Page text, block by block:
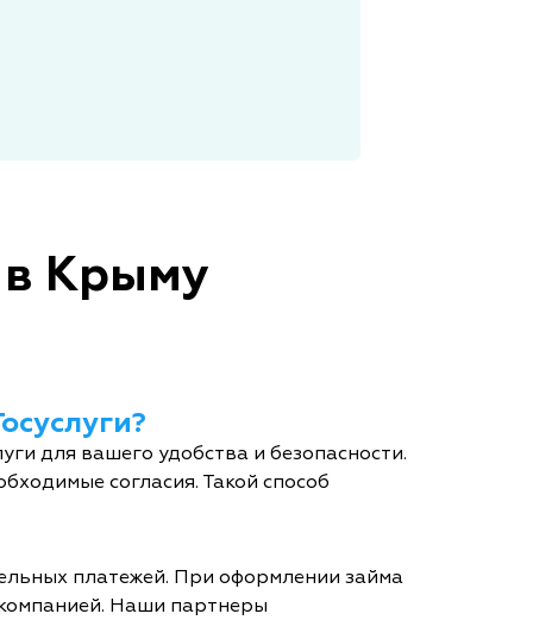
в Крыму
для вашего удобства и безопасности.
согласия. Такой способ
платежей. При оформлении займа
Наши партнеры